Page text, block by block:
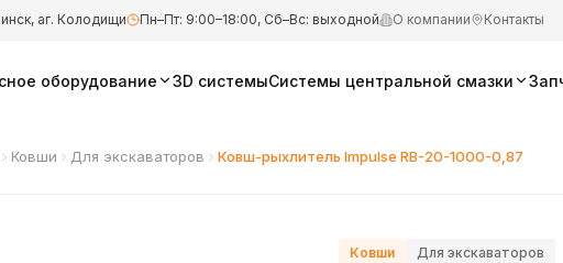
аг. Колодищи Пн–Пт: 9:00–18:00, Сб–Вс: выходной О компании Контакты
оборудование 3D системыСистемы центральной смазки
Ковши Для экскаваторов Ковш-рыхлитель Impulse RB-20-1000-0,87
Ковши Для экскаваторов